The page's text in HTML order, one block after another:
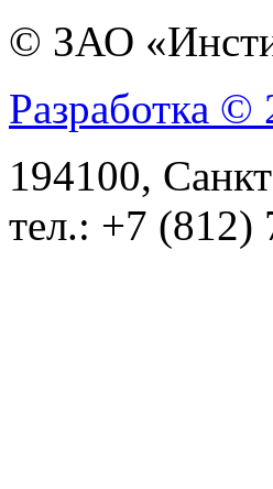
© ЗАО
Разработка
194100,
тел.: +7